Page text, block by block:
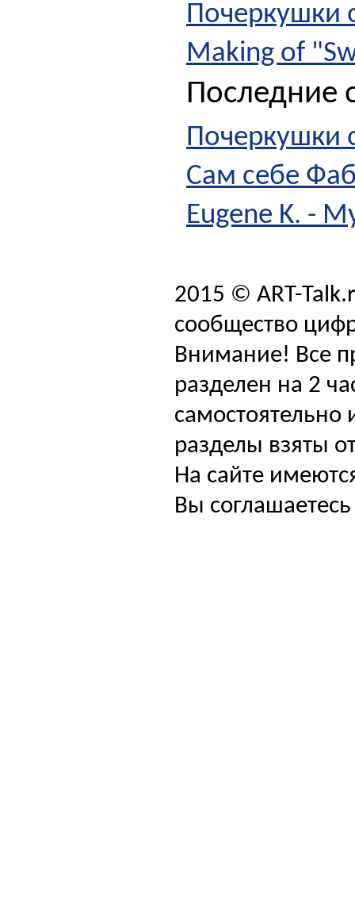
Making of
Последние
Сам себе
Eugene K. -
2015 © ART-
сообщество
Внимание! Все
разделен на 2
самостоятельно
разделы взяты
На сайте
Вы